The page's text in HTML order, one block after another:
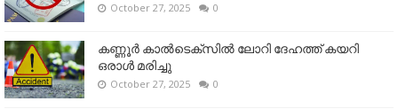
October 27, 2025 0
കണ്ണൂര്‍ കാല്‍ടെക്‌സില്‍ ലോറി ദേഹത്ത് കയറി
ഒരാള്‍ മരിച്ചു
October 27, 2025 0